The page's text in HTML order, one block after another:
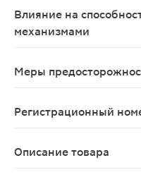
Влияние на
механизмами
Меры
Регистрационный
Описание товара